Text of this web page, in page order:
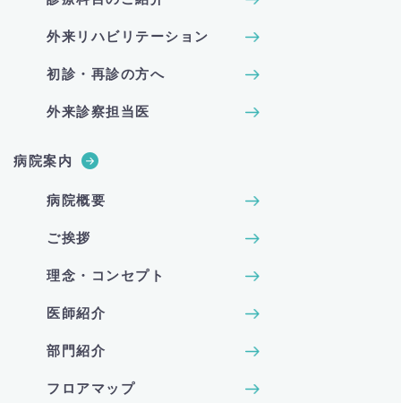
外来リハビリテーション
初診・再診の方へ
外来診察担当医
病院案内
病院概要
ご挨拶
理念・コンセプト
医師紹介
部門紹介
フロアマップ